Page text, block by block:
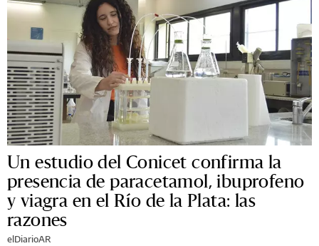
Un estudio del Conicet confirma la
presencia de paracetamol, ibuprofeno
y viagra en el Río de la Plata: las
razones
elDiarioAR